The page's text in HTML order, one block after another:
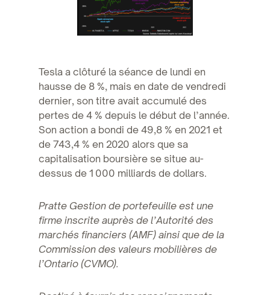
Tesla a clôturé la séance de lundi en
hausse de 8 %, mais en date de vendredi
dernier, son titre avait accumulé des
pertes de 4 % depuis le début de l’année.
Son action a bondi de 49,8 % en 2021 et
de 743,4 % en 2020 alors que sa
capitalisation boursière se situe au-
dessus de 1 000 milliards de dollars.
Pratte Gestion de portefeuille est une
firme inscrite auprès de l’Autorité des
marchés financiers (AMF) ainsi que de la
Commission des valeurs mobilières de
l’Ontario (CVMO).